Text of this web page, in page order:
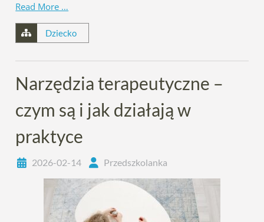
Read More …
Dziecko
Narzędzia terapeutyczne –
czym są i jak działają w
praktyce
2026-02-14 Przedszkolanka